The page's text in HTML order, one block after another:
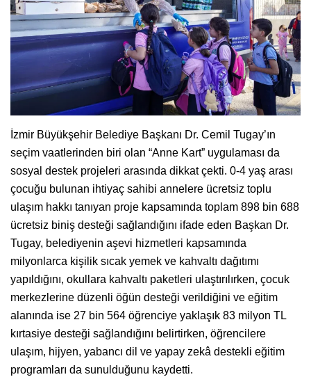
İzmir Büyükşehir Belediye Başkanı Dr. Cemil Tugay’ın
seçim vaatlerinden biri olan “Anne Kart” uygulaması da
sosyal destek projeleri arasında dikkat çekti. 0-4 yaş arası
çocuğu bulunan ihtiyaç sahibi annelere ücretsiz toplu
ulaşım hakkı tanıyan proje kapsamında toplam 898 bin 688
ücretsiz biniş desteği sağlandığını ifade eden Başkan Dr.
Tugay, belediyenin aşevi hizmetleri kapsamında
milyonlarca kişilik sıcak yemek ve kahvaltı dağıtımı
yapıldığını, okullara kahvaltı paketleri ulaştırılırken, çocuk
merkezlerine düzenli öğün desteği verildiğini ve eğitim
alanında ise 27 bin 564 öğrenciye yaklaşık 83 milyon TL
kırtasiye desteği sağlandığını belirtirken, öğrencilere
ulaşım, hijyen, yabancı dil ve yapay zekâ destekli eğitim
programları da sunulduğunu kaydetti.